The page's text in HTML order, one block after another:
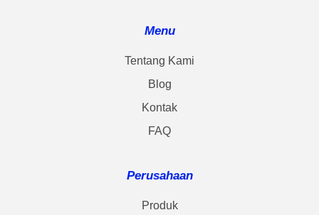
Menu
Tentang Kami
Blog
Kontak
FAQ
Perusahaan
Produk